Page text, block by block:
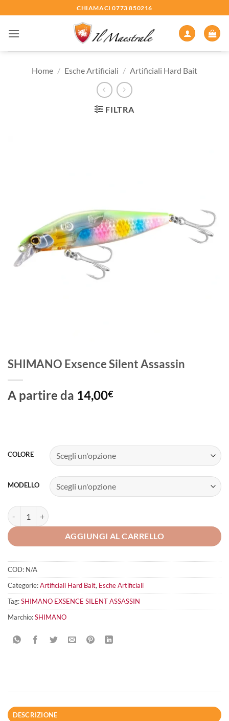
ai
contenuti
CHIAMACI 0773 850216
Home / Esche Artificiali / Artificiali Hard Bait
FILTRA
SHIMANO Exsence Silent Assassin
A partire da 14,00€
COLORE
MODELLO
SHIMANO Exsence Silent Assassin quantità
AGGIUNGI AL CARRELLO
COD: N/A
Categorie:Artificiali Hard Bait, Esche Artificiali
Tag:SHIMANO EXSENCE SILENT ASSASSIN
Marchio:SHIMANO
DESCRIZIONE